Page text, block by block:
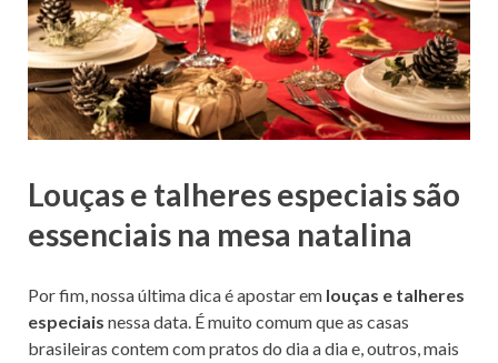
Louças e talheres especiais são
essenciais na mesa natalina
Por fim, nossa última dica é apostar em louças e talheres
especiais nessa data. É muito comum que as casas
brasileiras contem com pratos do dia a dia e, outros, mais